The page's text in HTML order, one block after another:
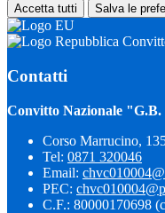
Accetta tutti Salva le
Contatti
Convitto Nazionale "G.B.
Corso Marrucino,
Tel: 0871 320046
Email:
PEC:
C.F.: 80000170698